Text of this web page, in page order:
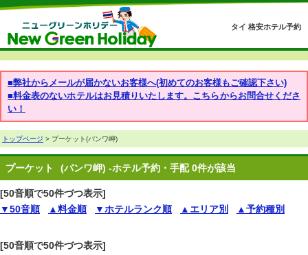
タイ 格安ホテル予約
■弊社からメールが届かないお客様へ(初めてのお客様もご確認下さい)
■料金表のないホテルはお見積りいたします。こちらからお問合せくださ
い！
トップページ > プーケット(パンワ岬)
プーケット (パンワ岬) -ホテル予約・手配 0件が該当
[50音順で50件づつ表示]
▼50音順
▲料金順 ▼ホテルランク順 ▲エリア別 ▲予約種別
[50音順で50件づつ表示]